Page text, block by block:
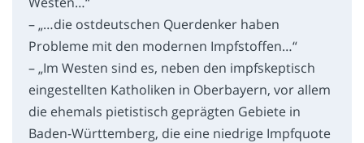
– „…die ostdeutschen Querdenker haben
Probleme mit den modernen Impfstoffen…“
– „Im Westen sind es, neben den impfskeptisch
eingestellten Katholiken in Oberbayern, vor allem
die ehemals pietistisch geprägten Gebiete in
Baden-Württemberg, die eine niedrige Impfquote